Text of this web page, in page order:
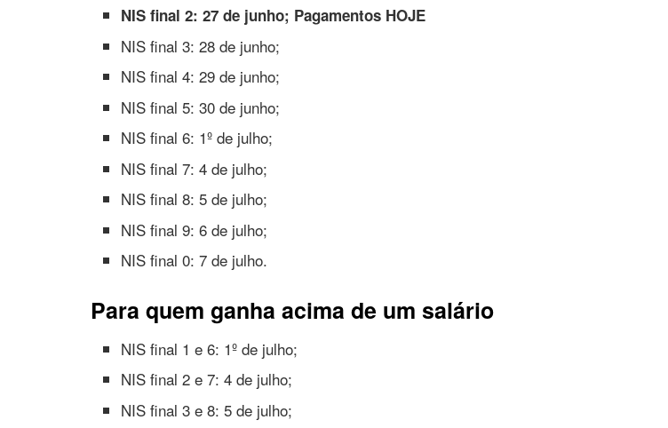
NIS final 2: 27 de junho; Pagamentos HOJE
NIS final 3: 28 de junho;
NIS final 4: 29 de junho;
NIS final 5: 30 de junho;
NIS final 6: 1º de julho;
NIS final 7: 4 de julho;
NIS final 8: 5 de julho;
NIS final 9: 6 de julho;
NIS final 0: 7 de julho.
Para quem ganha acima de um salário
NIS final 1 e 6: 1º de julho;
NIS final 2 e 7: 4 de julho;
NIS final 3 e 8: 5 de julho;